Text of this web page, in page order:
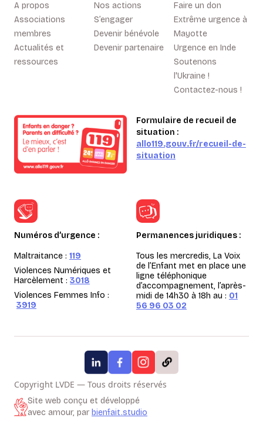
A propos
Associations
membres
Actualités et
ressources
Nos actions
S’engager
Devenir bénévole
Devenir partenaire
Faire un don
Extrême urgence à
Mayotte
Urgence en Inde
Soutenons
l'Ukraine !
Contactez-nous !
Formulaire de recueil de
situation :
allo119.gouv.fr/recueil-de-
situation
Numéros d’urgence :
Maltraitance : 119
Violences Numériques et
Harcèlement : 3018
Violences Femmes Info :
3919
Permanences juridiques :
Tous les mercredis, La Voix
de l’Enfant met en place une
ligne téléphonique
d’accompagnement, l’après-
midi de 14h30 à 18h au : 01
56 96 03 02
Copyright LVDE — Tous droits réservés
Site web conçu et développé
avec amour, par bienfait.studio